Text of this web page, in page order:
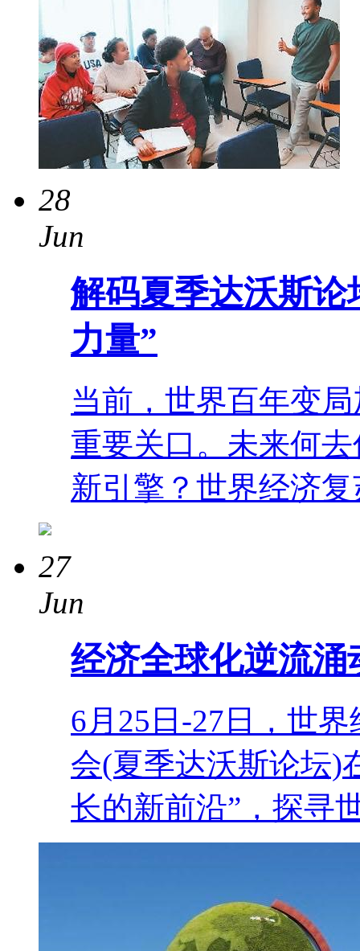
28
Jun
解码夏季达沃斯
力量”
当前，世界百年变
重要关口。未来何
新引擎？世界经济
27
Jun
经济全球化逆流涌
6月25日-27日，世
会(夏季达沃斯论坛)
长的新前沿”，探寻